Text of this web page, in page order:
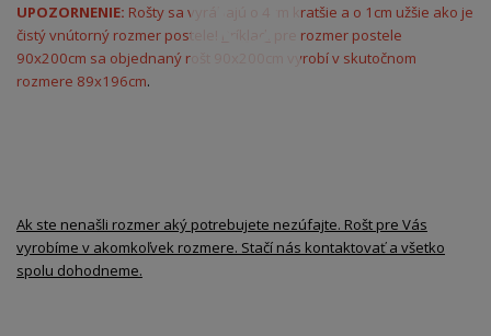
UPOZORNENIE: Rošty sa vyrábajú o 4cm kratšie a o 1cm užšie ako je
čistý vnútorný rozmer postele!
pre rozmer postele
90x200cm sa objednaný rošt 90x200cm vyrobí v skutočnom
rozmere 89x196cm.
Ak ste nenašli rozmer aký potrebujete nezúfajte. Rošt pre Vás
vyrobíme v akomkoľvek rozmere. Stačí nás kontaktovať a všetko
spolu dohodneme.